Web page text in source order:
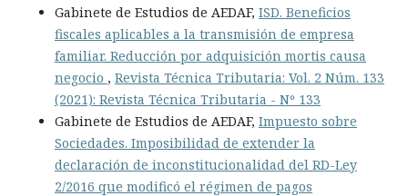
Gabinete de Estudios de AEDAF, ISD. Beneficios
fiscales aplicables a la transmisión de empresa
familiar. Reducción por adquisición mortis causa
negocio , Revista Técnica Tributaria: Vol. 2 Núm. 133
(2021): Revista Técnica Tributaria - Nº 133
Gabinete de Estudios de AEDAF, Impuesto sobre
Sociedades. Imposibilidad de extender la
declaración de inconstitucionalidad del RD-Ley
2/2016 que modificó el régimen de pagos